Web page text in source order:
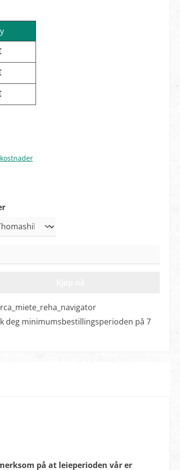
mengde eller bruk knappene for å øke eller
deg minimumsbestillingsperioden på 7
på at leieperioden vår er